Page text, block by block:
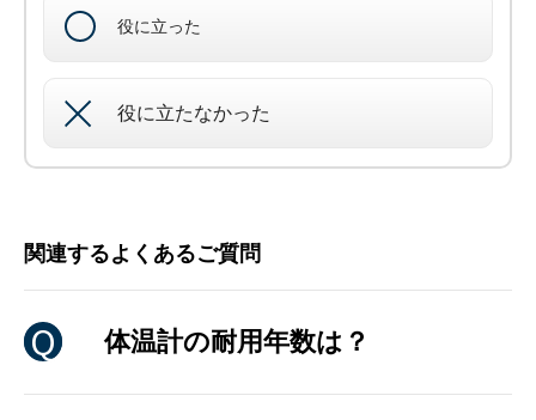
役に立った
役に立たなかった
関連するよくあるご質問
体温計の耐用年数は？